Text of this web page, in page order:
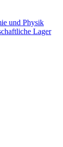
und Physik
Lager